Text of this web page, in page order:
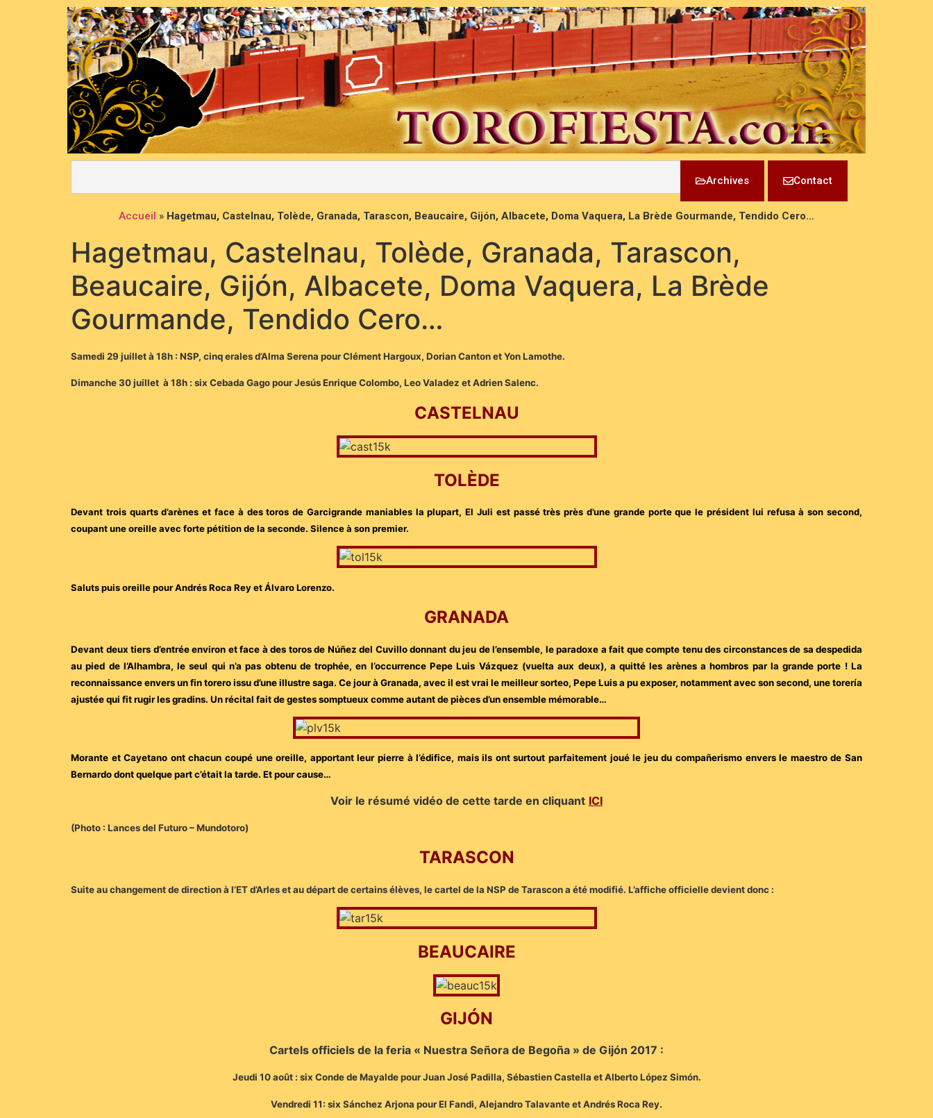
Archives Contact
Accueil » Hagetmau, Castelnau, Tolède, Granada, Tarascon, Beaucaire, Gijón, Albacete, Doma Vaquera, La Brède Gourmande, Tendido Cero…
Hagetmau, Castelnau, Tolède, Granada, Tarascon,
Beaucaire, Gijón, Albacete, Doma Vaquera, La Brède
Gourmande, Tendido Cero…
Samedi 29 juillet à 18h : NSP, cinq erales d’Alma Serena pour Clément Hargoux, Dorian Canton et Yon Lamothe.
Dimanche 30 juillet à 18h : six Cebada Gago pour Jesús Enrique Colombo, Leo Valadez et Adrien Salenc.
CASTELNAU
TOLÈDE
Devant trois quarts d’arènes et face à des toros de Garcigrande maniables la plupart, El Juli est passé très près d’une grande porte que le président lui refusa à son second,
coupant une oreille avec forte pétition de la seconde. Silence à son premier.
Saluts puis oreille pour Andrés Roca Rey et Álvaro Lorenzo.
GRANADA
Devant deux tiers d’entrée environ et face à des toros de Núñez del Cuvillo donnant du jeu de l’ensemble, le paradoxe a fait que compte tenu des circonstances de sa despedida
au pied de l’Alhambra, le seul qui n’a pas obtenu de trophée, en l’occurrence Pepe Luis Vázquez (vuelta aux deux), a quitté les arènes a hombros par la grande porte ! La
reconnaissance envers un fin torero issu d’une illustre saga. Ce jour à Granada, avec il est vrai le meilleur sorteo, Pepe Luis a pu exposer, notamment avec son second, une torería
ajustée qui fit rugir les gradins. Un récital fait de gestes somptueux comme autant de pièces d’un ensemble mémorable…
Morante et Cayetano ont chacun coupé une oreille, apportant leur pierre à l’édifice, mais ils ont surtout parfaitement joué le jeu du compañerismo envers le maestro de San
Bernardo dont quelque part c’était la tarde. Et pour cause…
Voir le résumé vidéo de cette tarde en cliquant ICI
(Photo : Lances del Futuro – Mundotoro)
TARASCON
Suite au changement de direction à l’ET d’Arles et au départ de certains élèves, le cartel de la NSP de Tarascon a été modifié. L’affiche officielle devient donc :
BEAUCAIRE
GIJÓN
Cartels officiels de la feria « Nuestra Señora de Begoña » de Gijón 2017 :
Jeudi 10 août : six Conde de Mayalde pour Juan José Padilla, Sébastien Castella et Alberto López Simón.
Vendredi 11: six Sánchez Arjona pour El Fandi, Alejandro Talavante et Andrés Roca Rey.